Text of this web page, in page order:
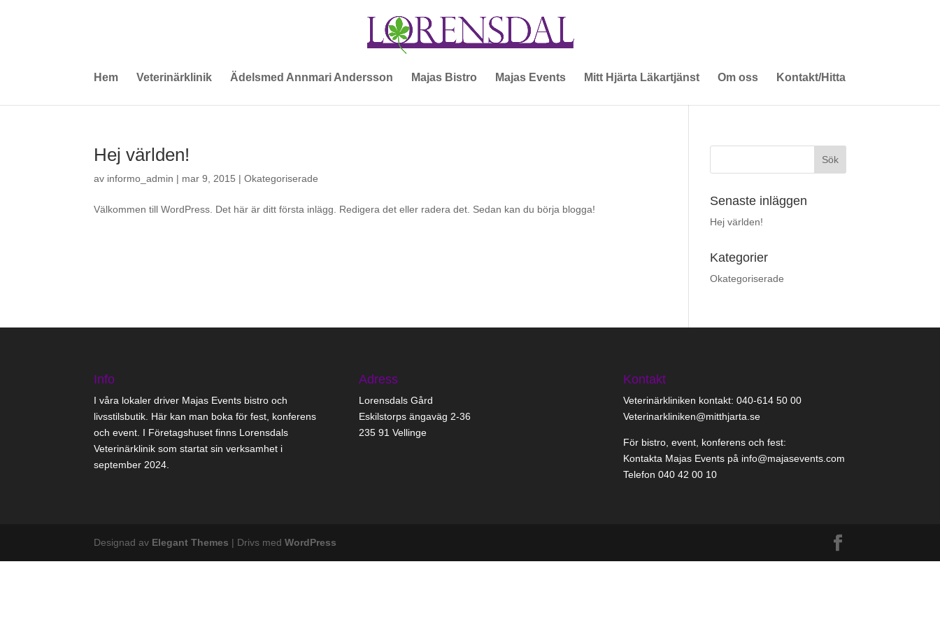
Hem Veterinärklinik Ädelsmed Annmari Andersson Majas Bistro Majas Events Mitt Hjärta Läkartjänst Om oss Kontakt/Hitta
Hej världen!
av informo_admin | mar 9, 2015 |Okategoriserade
Välkommen till WordPress. Det här är ditt första inlägg. Redigera det eller radera det. Sedan kan du börja blogga!
Senaste inläggen
Hej världen!
Kategorier
Okategoriserade
Info
I våra lokaler driver Majas Events bistro och
livsstilsbutik. Här kan man boka för fest, konferens
och event. I Företagshuset finns Lorensdals
Veterinärklinik som startat sin verksamhet i
september 2024.
Adress
Lorensdals Gård
Eskilstorps ängaväg 2-36
235 91 Vellinge
Kontakt
Veterinärkliniken kontakt: 040-614 50 00
Veterinarkliniken@mitthjarta.se
För bistro, event, konferens och fest:
Kontakta Majas Events på info@majasevents.com
Telefon 040 42 00 10
Designad av Elegant Themes | Drivs medWordPress